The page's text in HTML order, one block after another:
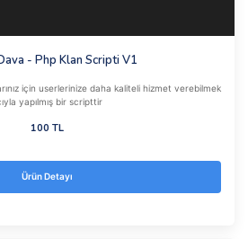
- Php Klan Scripti V1
için userlerinize daha kaliteli hizmet verebilmek
yapılmış bir scripttir
100 TL
Ürün Detayı